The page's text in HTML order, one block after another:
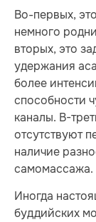
Во-первых,
немного
вторых, это
удержания
более
способности
каналы. В-
отсутствуют
наличие
самомассажа.
Иногда
буддийских